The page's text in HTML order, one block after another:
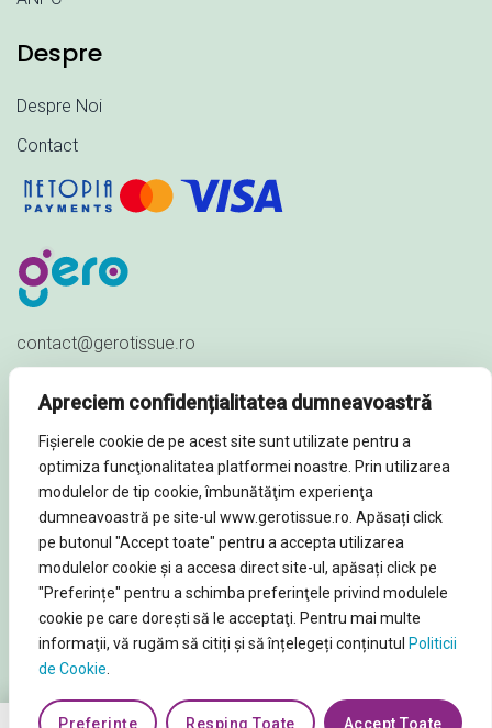
Apreciem confidențialitatea dumneavoastră
Fișierele cookie de pe acest site sunt utilizate pentru a
optimiza funcţionalitatea platformei noastre. Prin utilizarea
modulelor de tip cookie, îmbunătăţim experienţa
dumneavoastră pe site-ul www.gerotissue.ro. Apăsați click
pe butonul "Accept toate" pentru a accepta utilizarea
modulelor cookie şi a accesa direct site-ul, apăsați click pe
"Preferințe" pentru a schimba preferinţele privind modulele
cookie pe care doreşti să le acceptaţi. Pentru mai multe
informaţii, vă rugăm să citiți și să înțelegeți conținutul Politicii
de Cookie
Preferințe Resping Toate Accept Toate
Despre
Despre Noi
Contact
contact@gerotissue.ro
Str. Al. Ioan Cuza nr. 23,
Sat Păuleștii Noi, Comuna Păulești,
Prahova - ROMÂNIA
© Soluții profesionale igienă și curățenie 2026. Toate
Drepturile rezervate
0